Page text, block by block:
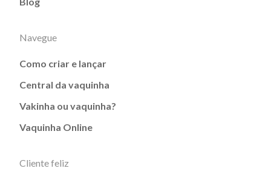
Navegue
Como criar e lançar
Central da vaquinha
Vakinha ou vaquinha?
Vaquinha Online
Cliente feliz